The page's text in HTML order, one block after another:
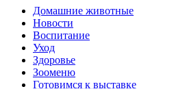
Домашние животные
Новости
Воспитание
Уход
Здоровье
Зооменю
Готовимся к выставке